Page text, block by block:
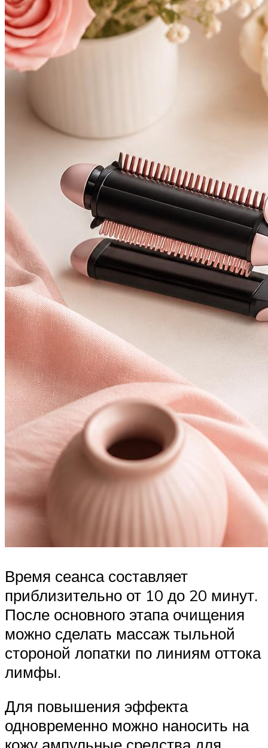
Время сеанса составляет
приблизительно от 10 до 20 минут.
После основного этапа очищения
можно сделать массаж тыльной
стороной лопатки по линиям оттока
лимфы.
Для повышения эффекта
одновременно можно наносить на